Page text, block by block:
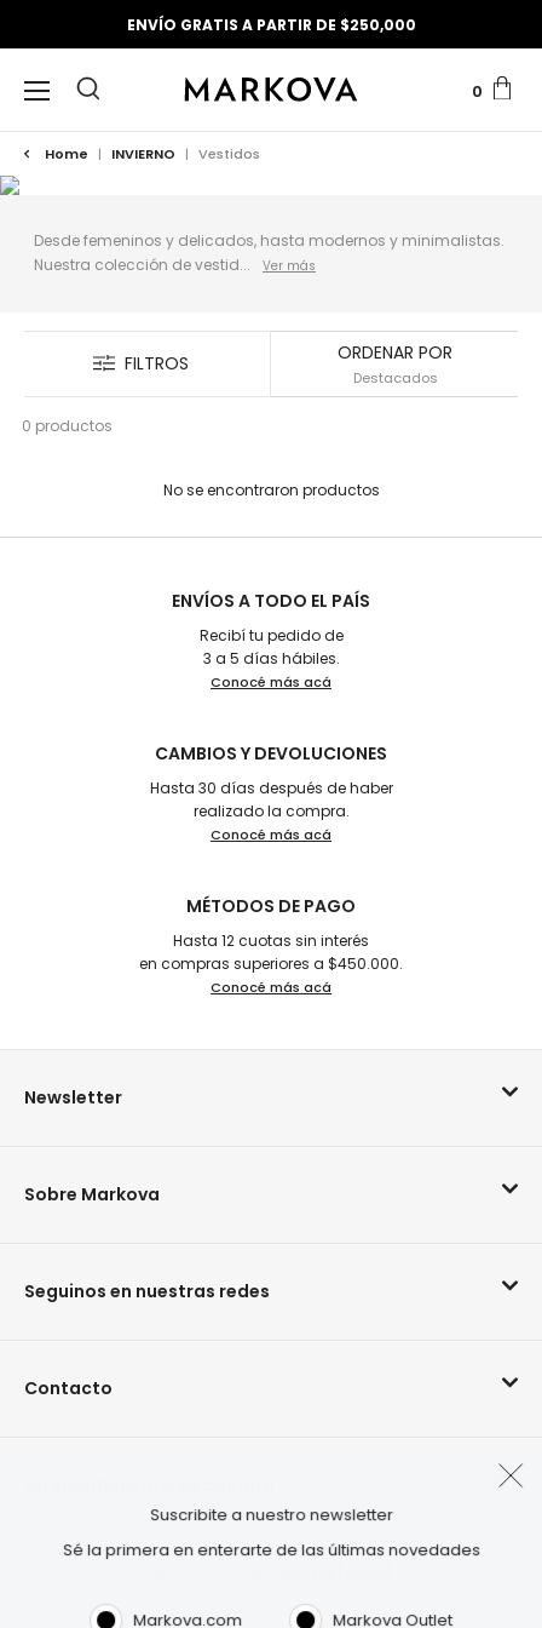
ENVÍO GRATIS A PARTIR DE $250,000
0
Home | INVIERNO | Vestidos
Desde femeninos y delicados, hasta modernos y minimalistas.
Nuestra colección de vestid...
FILTROS ORDENAR POR
0 productos
No se encontraron productos
ENVÍOS A TODO EL PAÍS
Recibí tu pedido de
3 a 5 días hábiles.
Conocé más acá
CAMBIOS Y DEVOLUCIONES
Hasta 30 días después de haber
realizado la compra.
Conocé más acá
MÉTODOS DE PAGO
Hasta 12 cuotas sin interés
en compras superiores a $450.000.
Conocé más acá
Newsletter
Sobre Markova
Seguinos en nuestras redes
Contacto
Suscribite a nuestro newsletter
Sé la primera en enterarte de las últimas novedades
Markova.com Markova Outlet